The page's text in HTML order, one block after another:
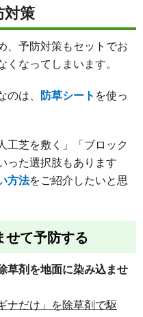
策
、予防対策もセットでお
なってしまいます。
は、 防草シート を使っ
工芝を敷く」「ブロック
った選択肢もあります
方法をご紹介したいと思
せて予防する
草剤を地面に染み込ませ
ナだけ」を除草剤で駆